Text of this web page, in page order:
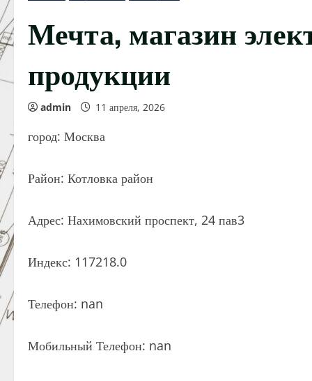
Мечта, магазин
продукции
admin 11 апреля, 2026
город: Москва
Район: Котловка район
Адрес: Нахимовский проспект, 24 пав3
Индекс: 117218.0
Телефон: nan
Мобильный Телефон: nan